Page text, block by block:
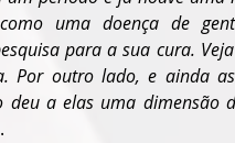
uma doença de
para a sua cura.
Por outro lado, e ainda
deu a elas uma dimensão